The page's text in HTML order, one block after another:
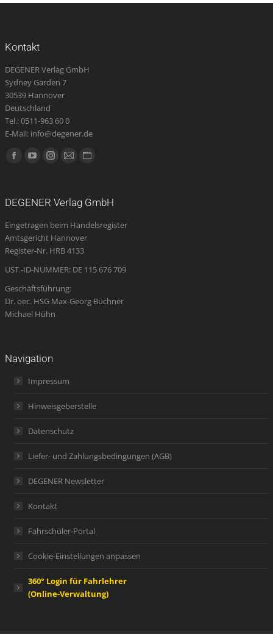
Kontakt
DEGENER Verlag GmbH
Sydney Garden 7
30539 Hannover
Deutschland
Tel.: 0511-963 60 0
E-Mail: info@degener.de
Finden Sie uns auf:
Facebook
in
new
window
YouTube
in
new
window
Instagram
in
new
window
E-
opens
in
new
window
Website
in
new
DEGENER Verlag GmbH
Eingetragen beim Handelsregister
Amtsgericht Hannover
Register-Nr. HRB 4133
UST.-ID-NUMMER: DE 115 676 709
Geschäftsführung:
Dr. oec. HSG Max-Georg Büchner
Michael Hühn
Navigation
Impressum
Hinweisgeberstelle
Datenschutz
Liefer- und Zahlungsbedingungen (AGB)
DEGENER Newsletter
Kontakt
Fahrschüler-Portal
Cookie-Einstellungen anpassen
360° Login für Fahrlehrer
(Online-Verwaltung)